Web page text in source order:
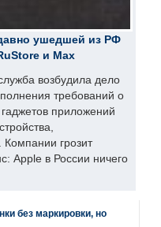
ушедшей из РФ
и Max
возбудила дело
требований о
приложений
грозит
Apple в России ничего
без маркировки, но